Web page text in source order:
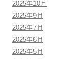
2025年10月
2025年9月
2025年7月
2025年6月
2025年5月